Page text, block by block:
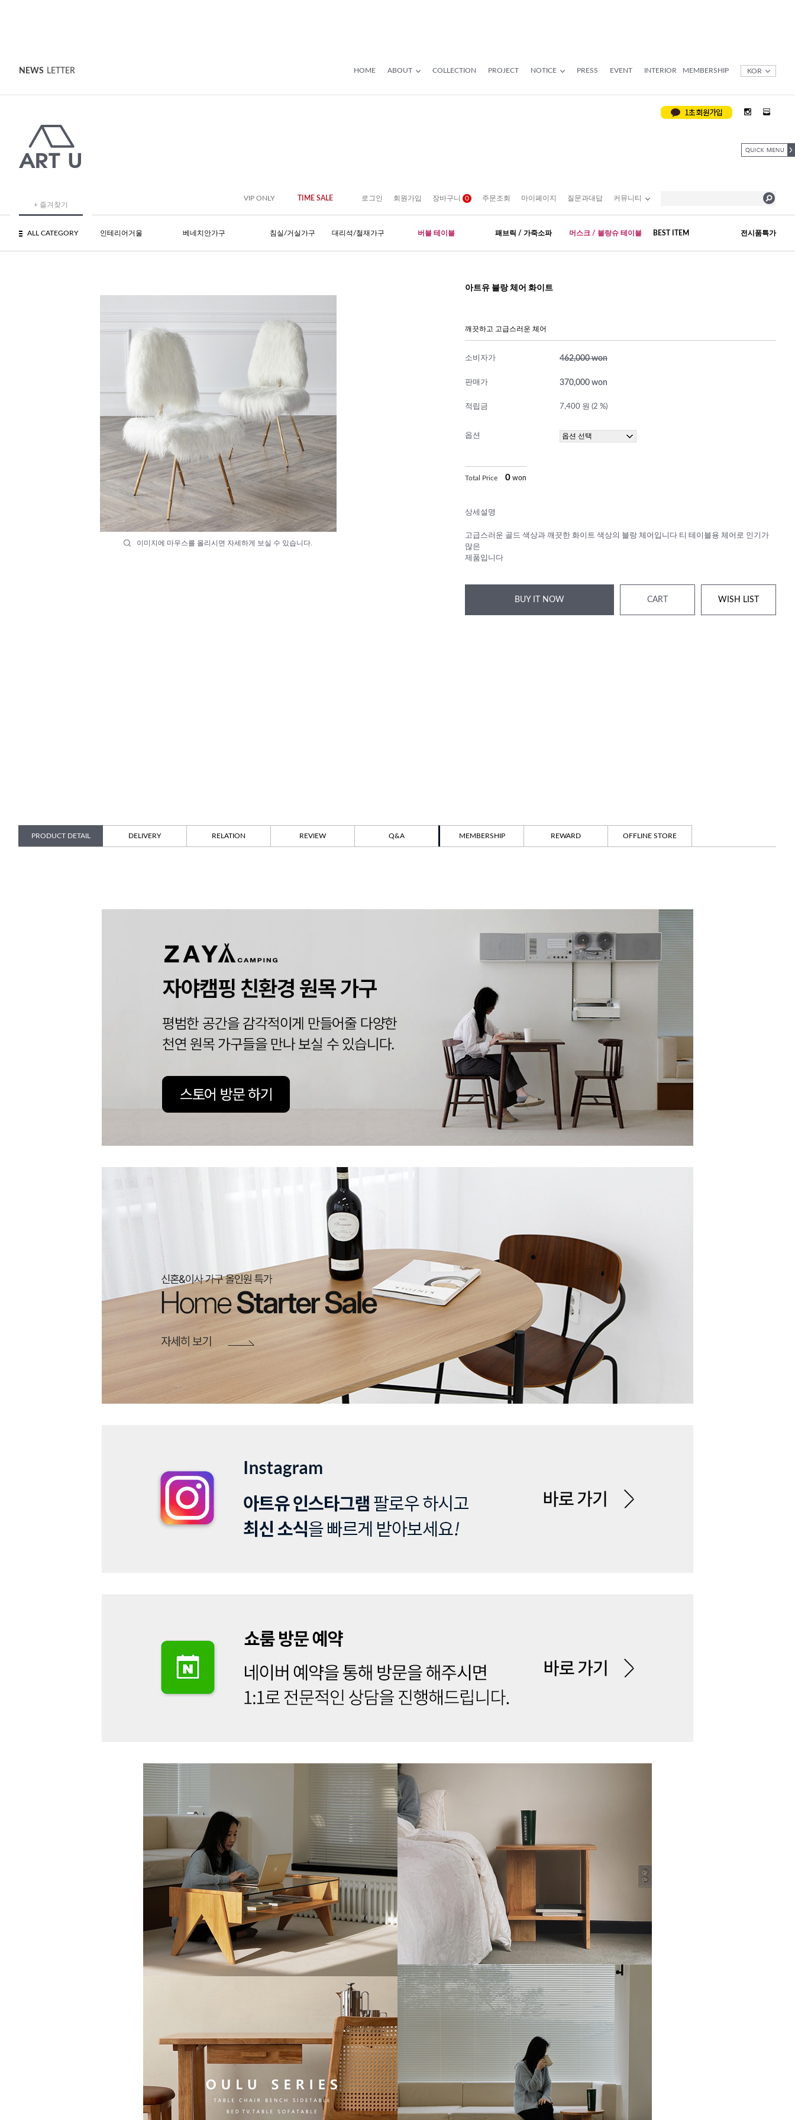
NEWS LETTER HOME ABOUT COLLECTION PROJECT NOTICE PRESS EVENT INTERIOR MEMBERSHIP KOR
+ 즐겨찾기
VIP ONLY TIME SALE 로그인 회원가입 장바구니 0 주문조회 마이페이지 질문과대답 커뮤니티
ALL CATEGORY 인테리어거울 베네치안가구 침실/거실가구 대리석/철재가구 버블 테이블 패브릭 / 가죽소파 머스크 / 블랑슈 테이블 BEST ITEM 전시품특가
이미지에 마우스를 올리시면 자세하게 보실 수 있습니다.
아트유 블랑 체어 화이트
깨끗하고 고급스러운 체어
소비자가 462,000 won
판매가 370,000 won
적립금 7,400 원 (2 %)
옵션
Total Price 0 won
상세설명
고급스러운 골드 색상과 깨끗한 화이트 색상의 블랑 체어입니다 티 테이블용 체어로 인기가
많은
제품입니다
BUY IT NOW CART WISH LIST
PRODUCT DETAIL DELIVERY RELATION REVIEW Q&A MEMBERSHIP REWARD OFFLINE STORE